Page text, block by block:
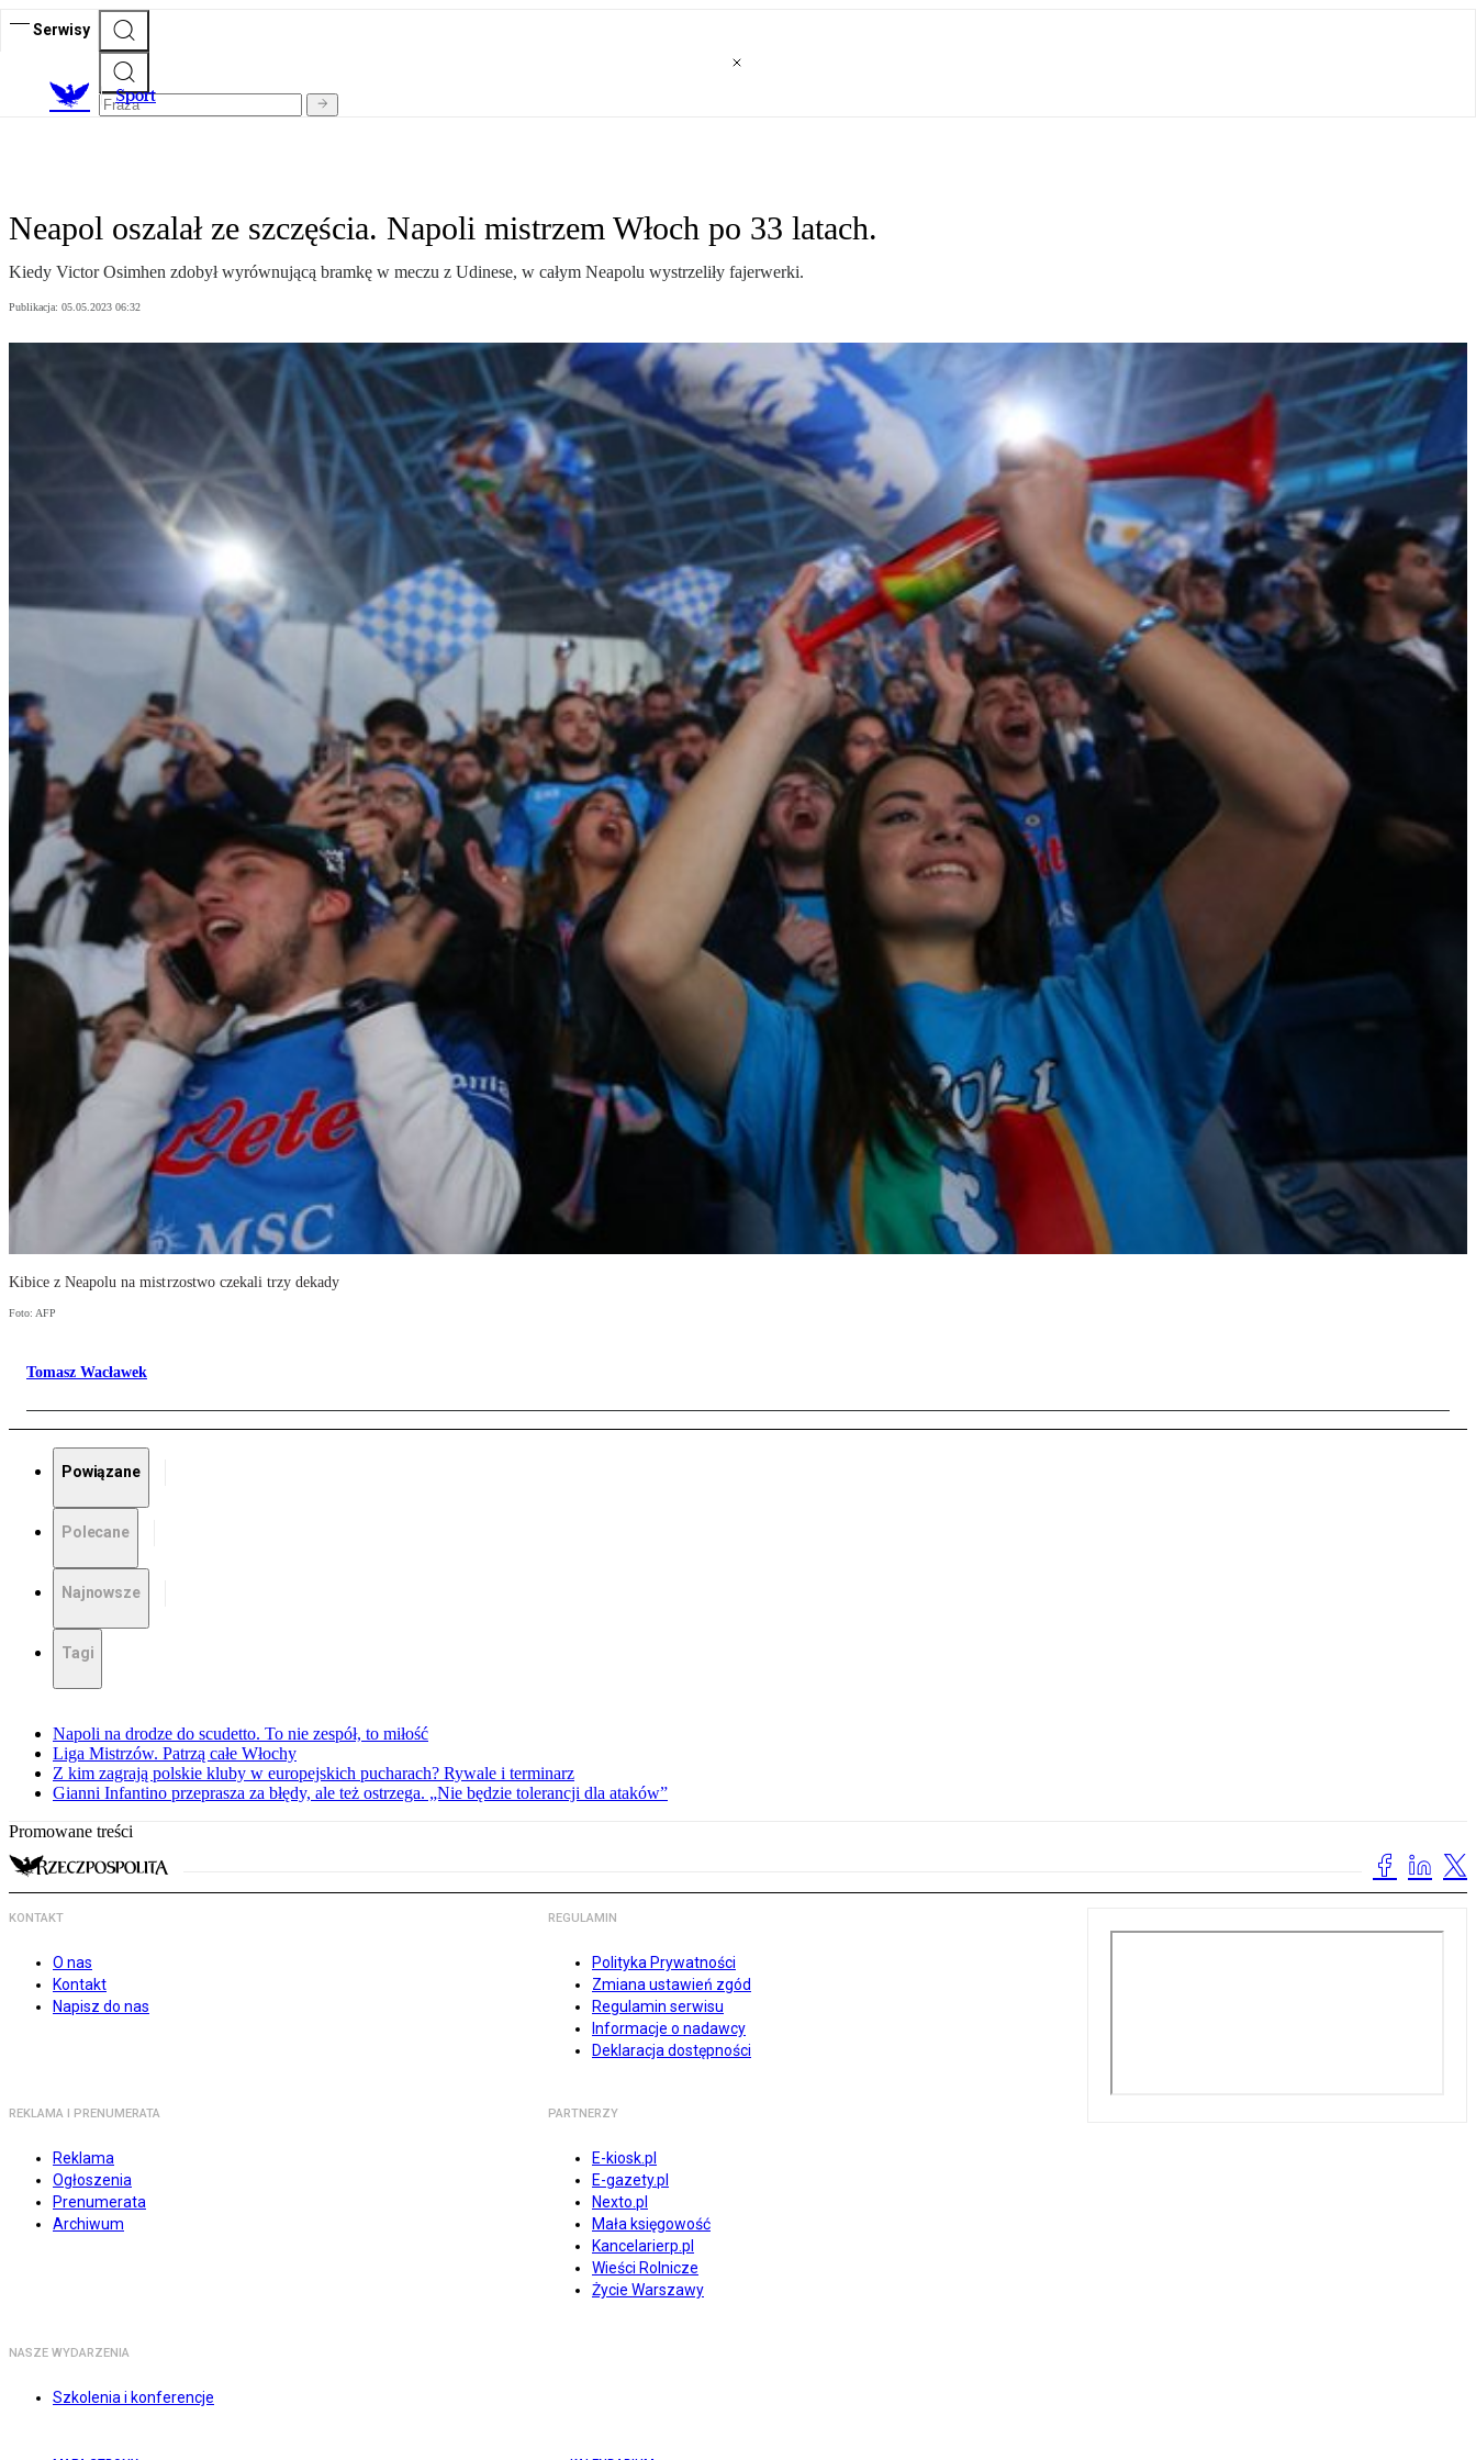
Serwisy
Sport
Neapol oszalał ze szczęścia. Napoli mistrzem Włoch po 33 latach.
Kiedy Victor Osimhen zdobył wyrównującą bramkę w meczu z Udinese, w całym Neapolu wystrzeliły fajerwerki.
Publikacja: 05.05.2023 06:32
Kibice z Neapolu na mistrzostwo czekali trzy dekady
Foto: AFP
Tomasz Wacławek
Powiązane
Polecane
Najnowsze
Tagi
Napoli na drodze do scudetto. To nie zespół, to miłość
Liga Mistrzów. Patrzą całe Włochy
Z kim zagrają polskie kluby w europejskich pucharach? Rywale i terminarz
Gianni Infantino przeprasza za błędy, ale też ostrzega. „Nie będzie tolerancji dla ataków”
Promowane treści
KONTAKT
O nas
Kontakt
Napisz do nas
REGULAMIN
Polityka Prywatności
Zmiana ustawień zgód
Regulamin serwisu
Informacje o nadawcy
Deklaracja dostępności
REKLAMA I PRENUMERATA
Reklama
Ogłoszenia
Prenumerata
Archiwum
PARTNERZY
E-kiosk.pl
E-gazety.pl
Nexto.pl
Mała księgowość
Kancelarierp.pl
Wieści Rolnicze
Życie Warszawy
NASZE WYDARZENIA
Szkolenia i konferencje